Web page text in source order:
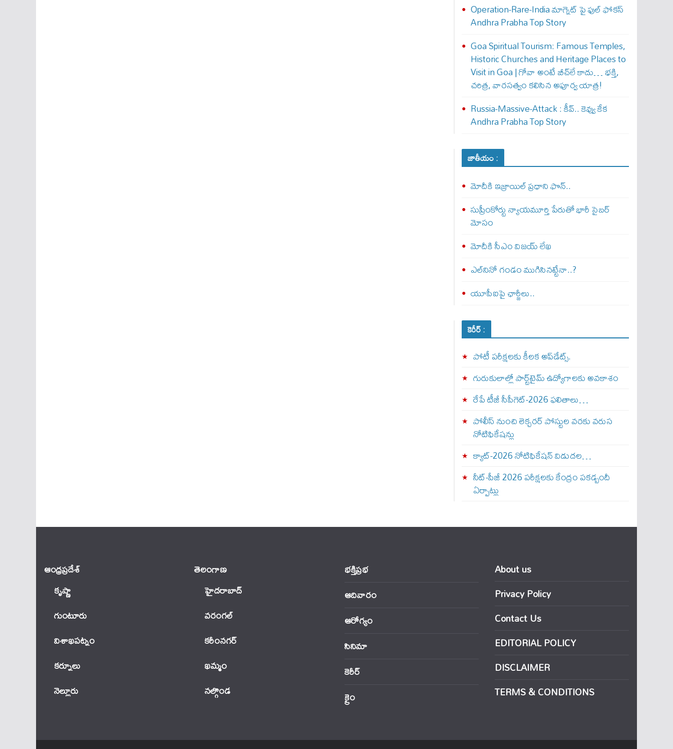
Operation-Rare-India మాగ్నెట్ పై ఫుల్ ఫోక‌స్
Andhra Prabha Top Story
Goa Spiritual Tourism: Famous Temples,
Historic Churches and Heritage Places to
Visit in Goa | గోవా అంటే బీచ్‌లే కాదు… భక్తి,
చరిత్ర, వారసత్వం కలిసిన అపూర్వ యాత్ర!
Russia-Massive-Attack : కీవ్‌.. కెవ్వు కేక‌
Andhra Prabha Top Story
జాతీయం :
మోదీకి ఇజ్రాయిల్ ప్ర‌ధాని ఫొన్..
సుప్రీంకోర్టు న్యాయమూర్తి పేరుతో భారీ సైబర్
మోసం
మోదీకి సీఎం విజయ్ లేఖ
ఎల్‌నినో గండం ముగిసినట్టేనా..?
యూపీఐపై ఛార్జీలు..
కెరీర్ :
పోటీ పరీక్షలకు కీలక అప్‌డేట్స్.
గురుకులాల్లో పార్ట్‌టైమ్ ఉద్యోగాలకు అవకాశం
రేపే టీజీ సీపీగెట్‌-2026 ఫలితాలు…
పోలీస్ నుంచి లెక్చరర్ పోస్టుల వరకు వరుస
నోటిఫికేషన్లు
క్యాట్-2026 నోటిఫికేషన్ విడుదల…
నీట్-పీజీ 2026 పరీక్షలకు కేంద్రం పకడ్బందీ
ఏర్పాట్లు
ఆంధ్ర‌ప్ర‌దేశ్
కృష్ణా
గుంటూరు
విశాఖపట్నం
కర్నూలు
నెల్లూరు
తెలంగాణ‌
హైదరాబాద్
వ‌రంగ‌ల్
కరీంనగర్
ఖ‌మ్మం
నల్గొండ
భక్తిప్రభ
ఆదివారం
ఆరోగ్యం
సినిమా
కెరీర్
క్రైం
About us
Privacy Policy
Contact Us
EDITORIAL POLICY
DISCLAIMER
TERMS & CONDITIONS